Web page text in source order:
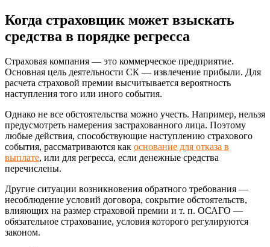
Когда страховщик может взыскать
средства в порядке регресса
Страховая компания — это коммерческое предприятие.
Основная цель деятельности СК — извлечение прибыли. Для
расчета страховой премии высчитывается вероятность
наступления того или иного события.
Однако не все обстоятельства можно учесть. Например, нельзя
предусмотреть намерения застрахованного лица. Поэтому
любые действия, способствующие наступлению страхового
события, рассматриваются как основание для отказа в
выплате, или для регресса, если денежные средства
перечислены.
Другие ситуации возникновения обратного требования —
несоблюдение условий договора, сокрытие обстоятельств,
влияющих на размер страховой премии и т. п. ОСАГО —
обязательное страхование, условия которого регулируются
законом.